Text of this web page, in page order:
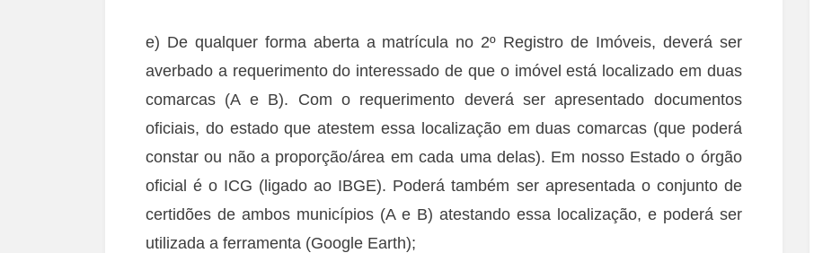
e) De qualquer forma aberta a matrícula no 2º Registro de Imóveis, deverá ser
averbado a requerimento do interessado de que o imóvel está localizado em duas
comarcas (A e B). Com o requerimento deverá ser apresentado documentos
oficiais, do estado que atestem essa localização em duas comarcas (que poderá
constar ou não a proporção/área em cada uma delas). Em nosso Estado o órgão
oficial é o ICG (ligado ao IBGE). Poderá também ser apresentada o conjunto de
certidões de ambos municípios (A e B) atestando essa localização, e poderá ser
utilizada a ferramenta (Google Earth);